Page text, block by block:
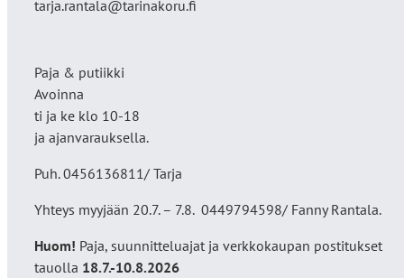
tarja.rantala@tarinakoru.fi
Paja & putiikki
Avoinna
ti ja ke klo 10-18
ja ajanvarauksella.
Puh. 0456136811/ Tarja
Yhteys myyjään 20.7. – 7.8. 0449794598/ Fanny Rantala.
Huom! Paja, suunnitteluajat ja verkkokaupan postitukset
tauolla 18.7.-10.8.2026